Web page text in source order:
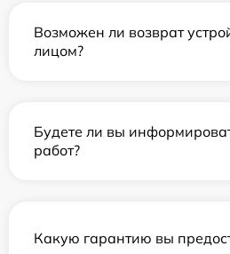
Возможен ли возврат
лицом?
Будете ли вы
работ?
Какую гарантию вы